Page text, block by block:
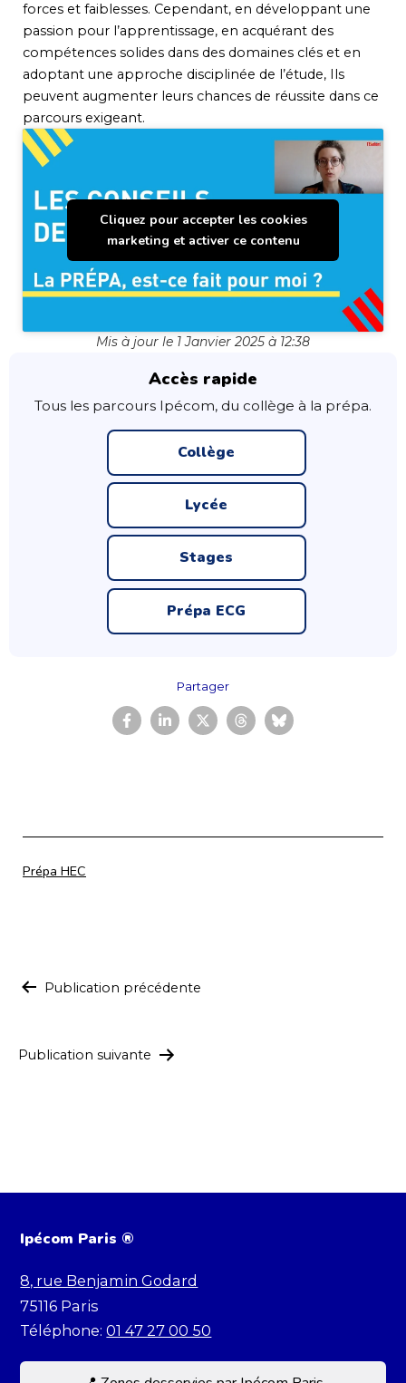
forces et faiblesses. Cependant, en développant une
passion pour l’apprentissage, en acquérant des
compétences solides dans des domaines clés et en
adoptant une approche disciplinée de l’étude, Ils
peuvent augmenter leurs chances de réussite dans ce
parcours exigeant.
Cliquez pour accepter les cookies
marketing et activer ce contenu
Mis à jour le 1 Janvier 2025 à 12:38
Accès rapide
Tous les parcours Ipécom, du collège à la prépa.
Collège
Lycée
Stages
Prépa ECG
Partager
Catégorisé
Prépa HEC
Navigation
l’article
Publication précédente
Publication suivante
Ipécom Paris ®
8, rue Benjamin Godard
75116 Paris
Téléphone:01 47 27 00 50